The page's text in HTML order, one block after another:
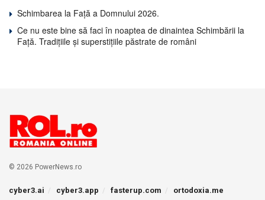
Schimbarea la Față a Domnului 2026.
Ce nu este bine să faci în noaptea de dinaintea Schimbării la
Față. Tradițiile și superstițiile păstrate de români
© 2026 PowerNews.ro
cyber3.ai cyber3.app fasterup.com ortodoxia.me